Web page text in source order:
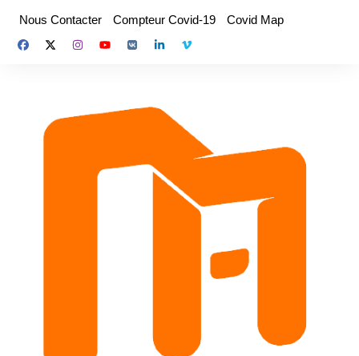
contenu
Nous Contacter Compteur Covid-19 Covid Map